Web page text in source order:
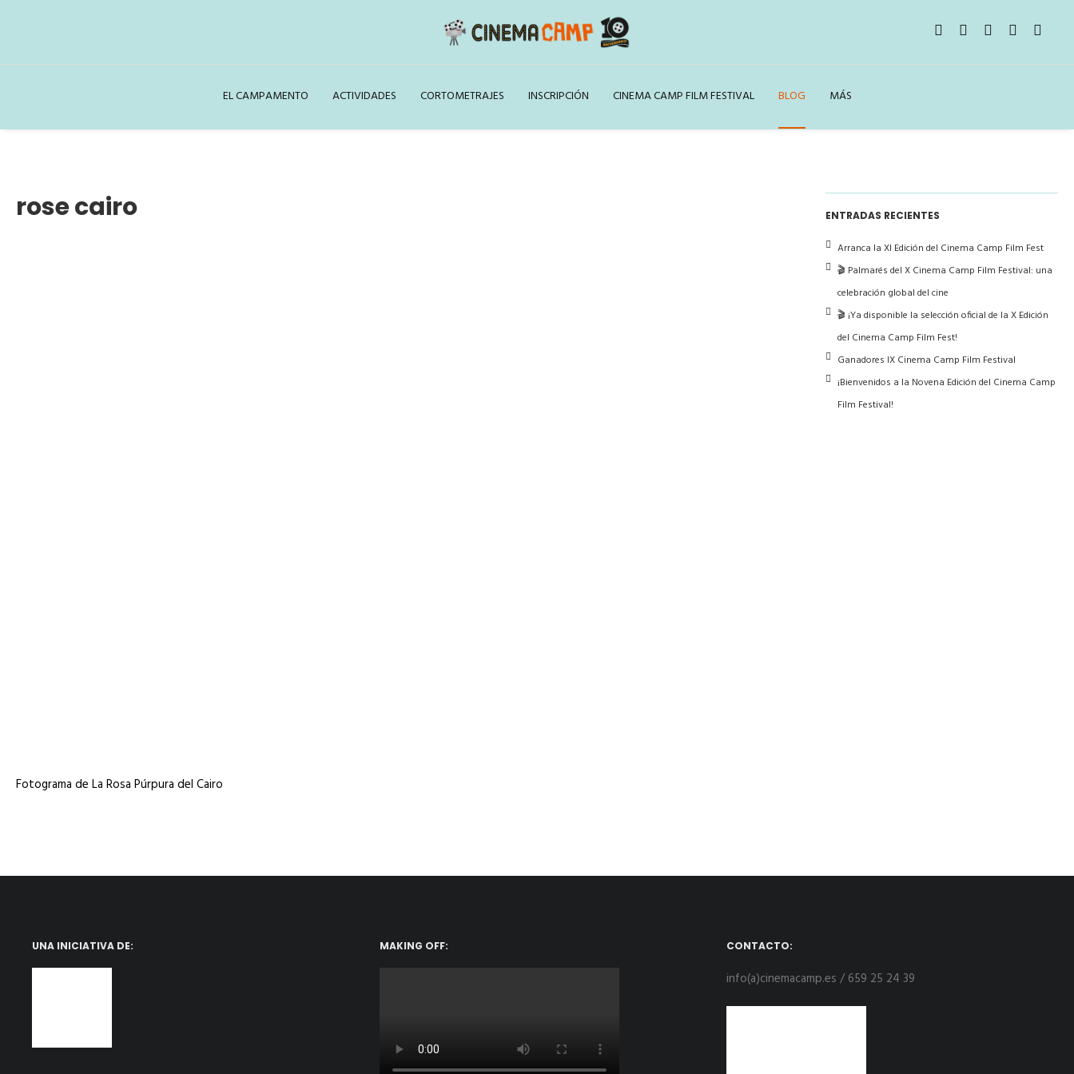
EL CAMPAMENTO ACTIVIDADES CORTOMETRAJES INSCRIPCIÓN CINEMA CAMP FILM FESTIVAL BLOG MÁS
rose cairo
Fotograma de La Rosa Púrpura del Cairo
ENTRADAS RECIENTES
Arranca la XI Edición del Cinema Camp Film Fest
🎬 Palmarés del X Cinema Camp Film Festival: una
celebración global del cine
🎬 ¡Ya disponible la selección oficial de la X Edición
del Cinema Camp Film Fest!
Ganadores IX Cinema Camp Film Festival
¡Bienvenidos a la Novena Edición del Cinema Camp
Film Festival!
UNA INICIATIVA DE: MAKING OFF: CONTACTO:
info(a)cinemacamp.es / 659 25 24 39